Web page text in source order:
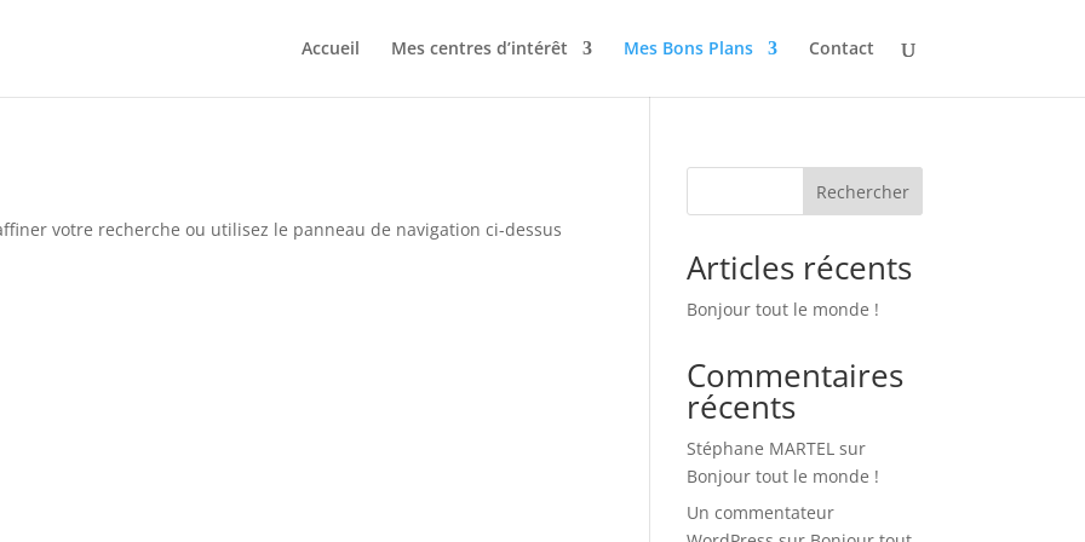
Accueil Mes centres d’intérêt Mes Bons Plans Contact
votre recherche ou utilisez le panneau de navigation ci-dessus
Rechercher
Articles récents
Bonjour tout le monde !
Commentaires
récents
Stéphane MARTEL sur
Bonjour tout le monde !
Un commentateur